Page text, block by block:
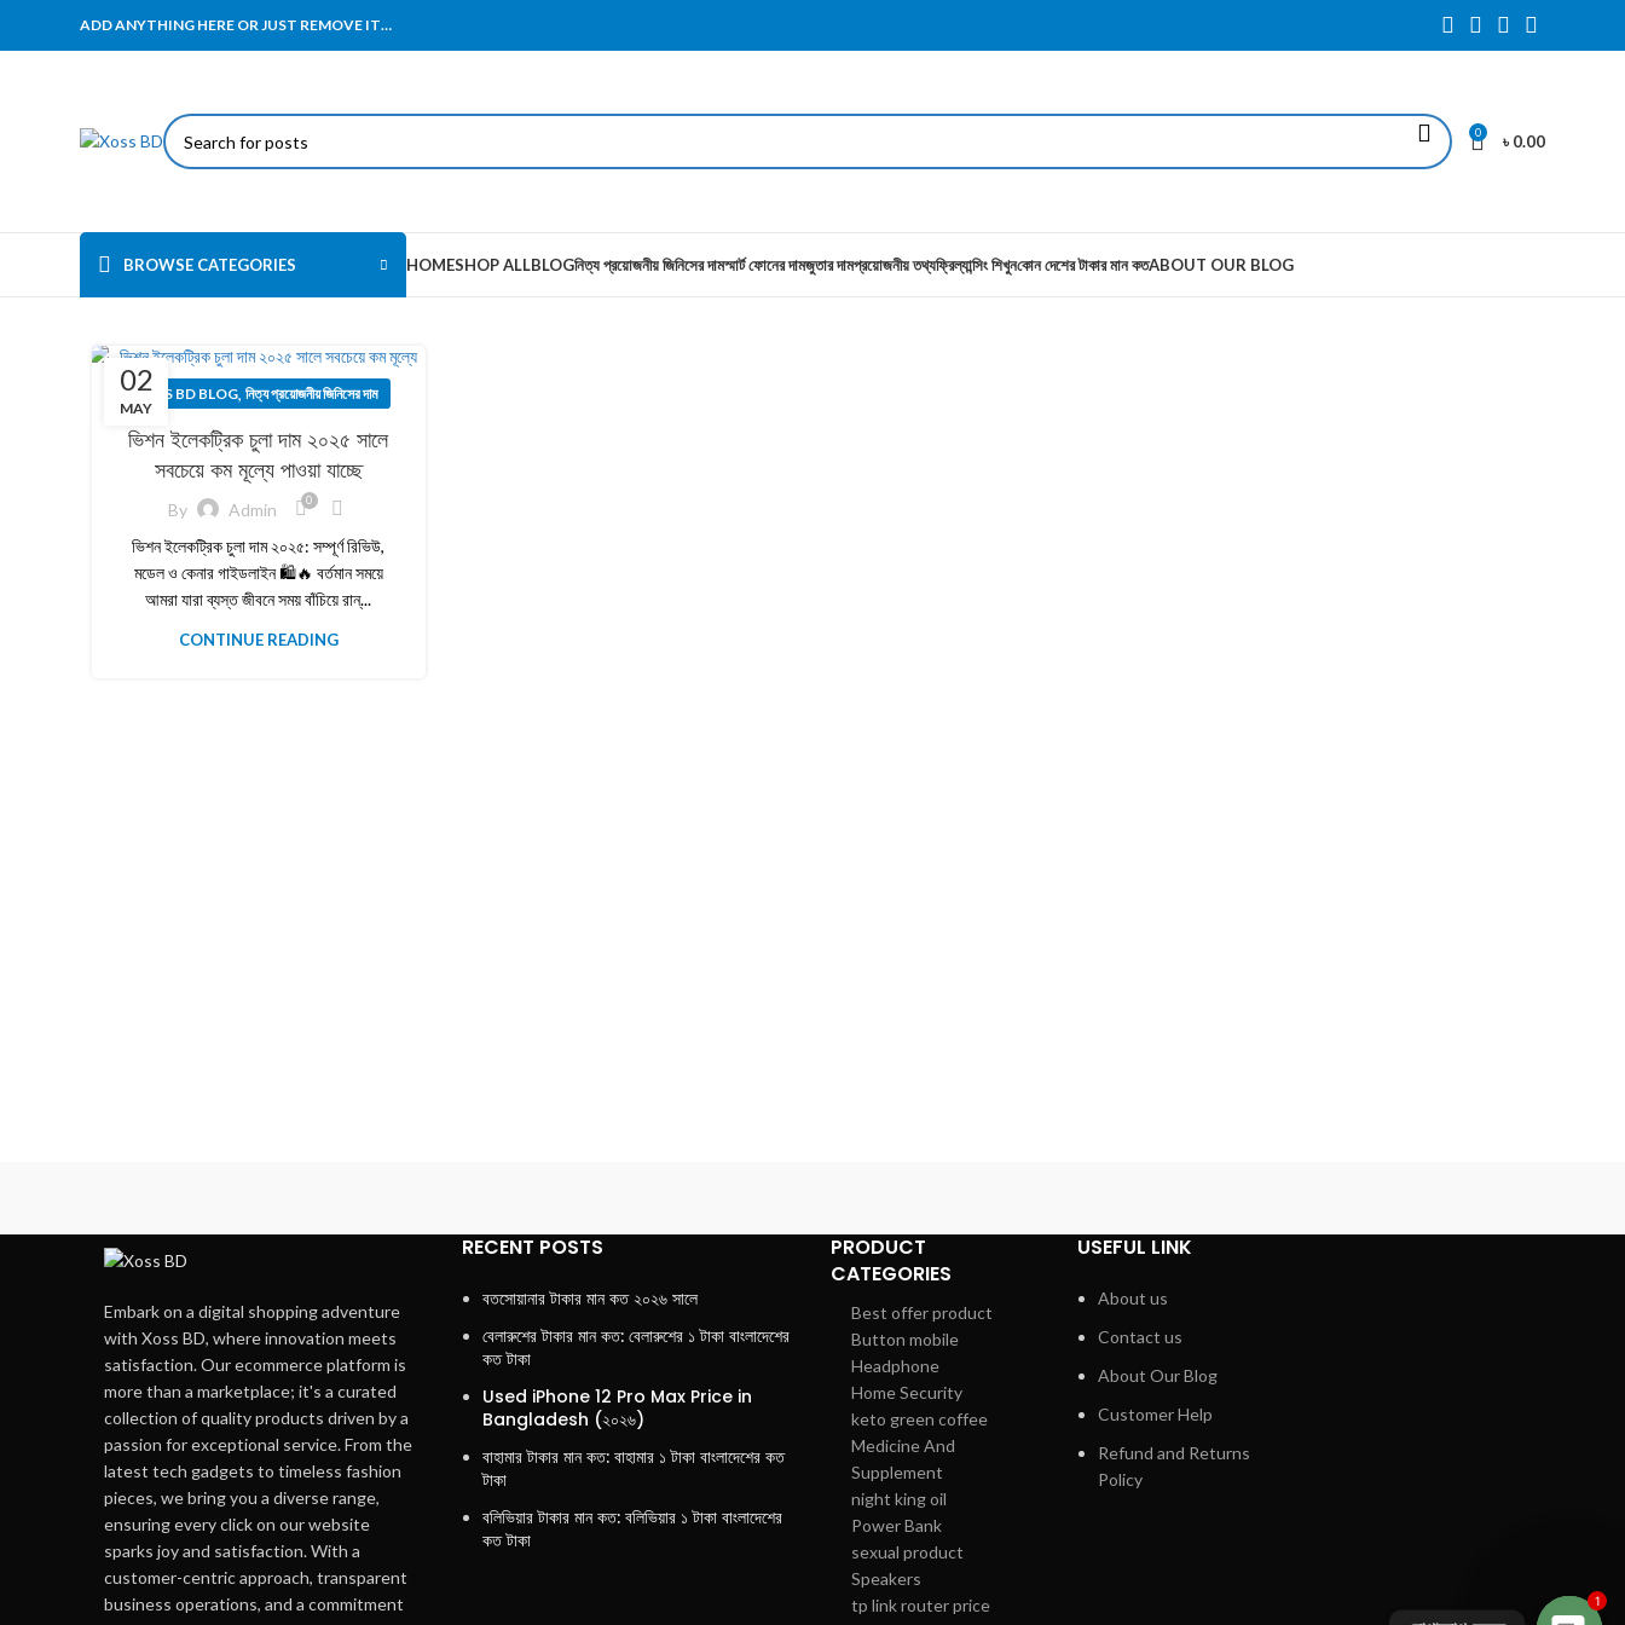
ADD ANYTHING HERE OR JUST REMOVE IT…
0 ৳0.00
BROWSE CATEGORIES HOMESHOP ALLBLOGনিত্য প্রয়োজনীয় জিনিসের দামস্মার্ট ফোনের দামজুতার দামপ্রয়োজনীয় তথ্যফ্রিল্যান্সিং শিখুনকোন দেশের টাকার মান কতABOUT OUR BLOG
02
MAY
XOSS BD BLOG, নিত্য প্রয়োজনীয় জিনিসের দাম
ভিশন ইলেকট্রিক চুলা দাম ২০২৫ সালে
সবচেয়ে কম মূল্যে পাওয়া যাচ্ছে
By Admin 0
ভিশন ইলেকট্রিক চুলা দাম ২০২৫: সম্পূর্ণ রিভিউ,
মডেল ও কেনার গাইডলাইন 🛍️🔥 বর্তমান সময়ে
আমরা যারা ব্যস্ত জীবনে সময় বাঁচিয়ে রান্...
CONTINUE READING
Embark on a digital shopping adventure
with Xoss BD, where innovation meets
satisfaction. Our ecommerce platform is
more than a marketplace; it's a curated
collection of quality products driven by a
passion for exceptional service. From the
latest tech gadgets to timeless fashion
pieces, we bring you a diverse range,
ensuring every click on our website
sparks joy and satisfaction. With a
customer-centric approach, transparent
business operations, and a commitment
RECENT POSTS
বতসোয়ানার টাকার মান কত ২০২৬ সালে
বেলারুশের টাকার মান কত: বেলারুশের ১ টাকা বাংলাদেশের
কত টাকা
Used iPhone 12 Pro Max Price in
Bangladesh (২০২৬)
বাহামার টাকার মান কত: বাহামার ১ টাকা বাংলাদেশের কত
টাকা
বলিভিয়ার টাকার মান কত: বলিভিয়ার ১ টাকা বাংলাদেশের
কত টাকা
PRODUCT
CATEGORIES
Best offer product
Button mobile
Headphone
Home Security
keto green coffee
Medicine And
Supplement
night king oil
Power Bank
sexual product
Speakers
tp link router price
USEFUL LINK
About us
Contact us
About Our Blog
Customer Help
Refund and Returns
Policy
1